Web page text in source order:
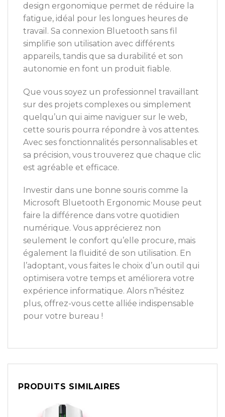
design ergonomique permet de réduire la
fatigue, idéal pour les longues heures de
travail. Sa connexion Bluetooth sans fil
simplifie son utilisation avec différents
appareils, tandis que sa durabilité et son
autonomie en font un produit fiable.
Que vous soyez un professionnel travaillant
sur des projets complexes ou simplement
quelqu’un qui aime naviguer sur le web,
cette souris pourra répondre à vos attentes.
Avec ses fonctionnalités personnalisables et
sa précision, vous trouverez que chaque clic
est agréable et efficace.
Investir dans une bonne souris comme la
Microsoft Bluetooth Ergonomic Mouse peut
faire la différence dans votre quotidien
numérique. Vous apprécierez non
seulement le confort qu’elle procure, mais
également la fluidité de son utilisation. En
l’adoptant, vous faites le choix d’un outil qui
optimisera votre temps et améliorera votre
expérience informatique. Alors n’hésitez
plus, offrez-vous cette alliée indispensable
pour votre bureau !
PRODUITS SIMILAIRES